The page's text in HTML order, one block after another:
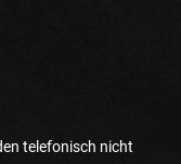
telefonisch nicht